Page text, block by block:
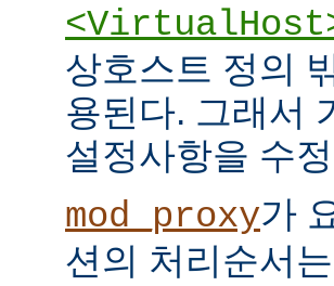
상호스트 정의
용된다. 그래서
설정사항을 수
mod_proxy가
션의 처리순서는